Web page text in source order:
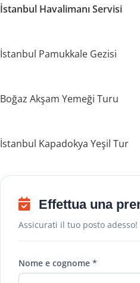
İstanbul Havalimanı Servisi
İstanbul Pamukkale Gezisi
Boğaz Akşam Yemeği Turu
İstanbul Kapadokya Yeşil Tur
Effettua una
Assicurati il ​​tuo posto adesso!
Nome e cognome *